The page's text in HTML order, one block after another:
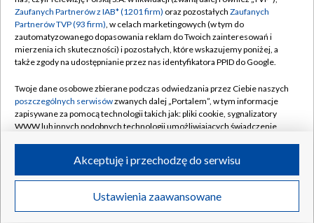
Emisja w TVP
Centrum informacji TVP
Naziemna Telewizja Cyfrowa
Rada Programowa
System NOS
Informacje o nadawcy
Program dla prasy
Ogłoszenie przetargowe
Polityka prywatności
Moje zgody
Pomoc
Kontakt
Kanały
©2026 Telewizja Polska S.A. w likwidacji
Zaufanych Partnerów z IAB* (1201 firm) oraz pozostałych Zaufanych
Partnerów TVP (93 firm), w celach marketingowych (w tym do
zautomatyzowanego dopasowania reklam do Twoich zainteresowań i
mierzenia ich skuteczności) i pozostałych, które wskazujemy poniżej, a
także zgody na udostępnianie przez nas identyfikatora PPID do Google.
Twoje dane osobowe zbierane podczas odwiedzania przez Ciebie naszych
poszczególnych serwisówzwanych dalej „Portalem”, w tym informacje
zapisywane za pomocą technologii takich jak: pliki cookie, sygnalizatory
WWW lub innych podobnych technologii umożliwiających świadczenie
ruchu w Internecie.
Twoje dane osobowe zbierane podczas odwiedzania przez Ciebie
poszczególnych serwisówna Portalu, takie jak adresy IP, identyfikatory
Ustawienia zaawansowane
Akceptuję i przechodzę do serwisu